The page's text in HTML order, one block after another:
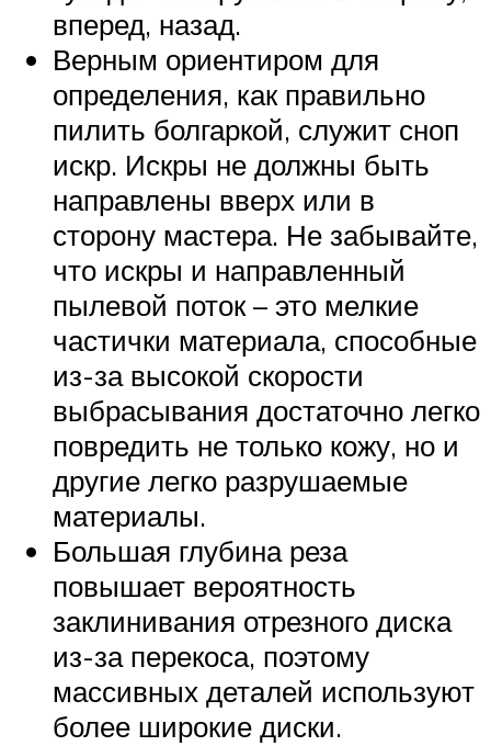
вперед, назад.
Верным ориентиром для
определения, как правильно
пилить болгаркой, служит сноп
искр. Искры не должны быть
направлены вверх или в
сторону мастера. Не забывайте,
что искры и направленный
пылевой поток – это мелкие
частички материала, способные
из-за высокой скорости
выбрасывания достаточно легко
повредить не только кожу, но и
другие легко разрушаемые
материалы.
Большая глубина реза
повышает вероятность
заклинивания отрезного диска
из-за перекоса, поэтому
массивных деталей используют
более широкие диски.